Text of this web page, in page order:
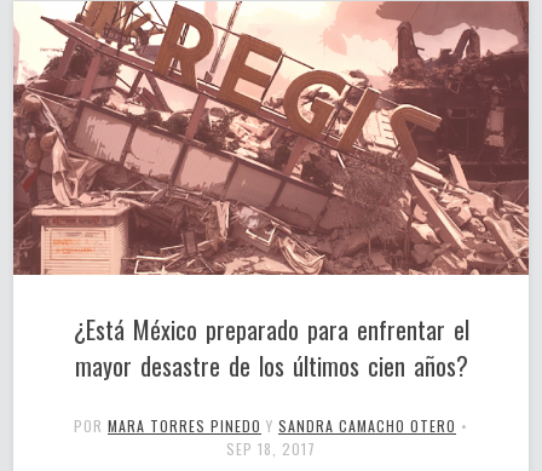
¿Está México preparado para enfrentar el
mayor desastre de los últimos cien años?
POR MARA TORRES PINEDO Y SANDRA CAMACHO OTERO •
SEP 18, 2017